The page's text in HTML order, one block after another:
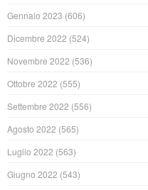
Gennaio 2023 (606)
Dicembre 2022 (524)
Novembre 2022 (536)
Ottobre 2022 (555)
Settembre 2022 (556)
Agosto 2022 (565)
Luglio 2022 (563)
Giugno 2022 (543)